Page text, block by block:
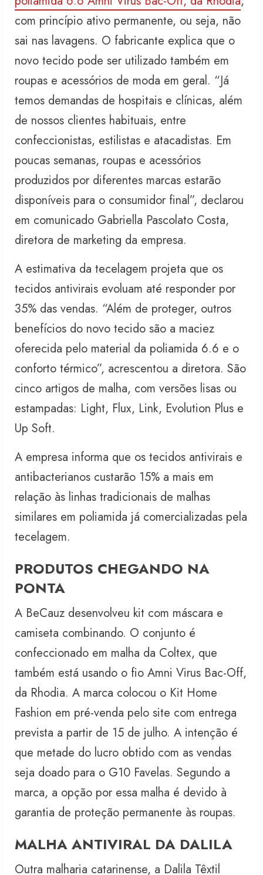
com princípio ativo permanente, ou seja, não
sai nas lavagens. O fabricante explica que o
novo tecido pode ser utilizado também em
roupas e acessórios de moda em geral. “Já
temos demandas de hospitais e clínicas, além
de nossos clientes habituais, entre
confeccionistas, estilistas e atacadistas. Em
poucas semanas, roupas e acessórios
produzidos por diferentes marcas estarão
disponíveis para o consumidor final”, declarou
em comunicado Gabriella Pascolato Costa,
diretora de marketing da empresa.
A estimativa da tecelagem projeta que os
tecidos antivirais evoluam até responder por
35% das vendas. “Além de proteger, outros
benefícios do novo tecido são a maciez
oferecida pelo material da poliamida 6.6 e o
conforto térmico”, acrescentou a diretora. São
cinco artigos de malha, com versões lisas ou
estampadas: Light, Flux️, Link, Evolution Plus e
Up Soft.
A empresa informa que os tecidos antivirais e
antibacterianos custarão 15% a mais em
relação às linhas tradicionais de malhas
similares em poliamida já comercializadas pela
tecelagem.
PRODUTOS CHEGANDO NA
PONTA
A BeCauz desenvolveu kit com máscara e
camiseta combinando. O conjunto é
confeccionado em malha da Coltex, que
também está usando o fio Amni Virus Bac-Off,
da Rhodia. A marca colocou o Kit Home
Fashion em pré-venda pelo site com entrega
prevista a partir de 15 de julho. A intenção é
que metade do lucro obtido com as vendas
seja doado para o G10 Favelas. Segundo a
marca, a opção por essa malha é devido à
garantia de proteção permanente às roupas.
MALHA ANTIVIRAL DA DALILA
Outra malharia catarinense, a Dalila Têxtil